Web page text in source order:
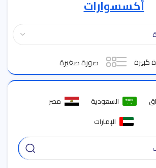
أكسسوارات
كبيرة صورة صغيرة
السعودية
مصر
الإمارات